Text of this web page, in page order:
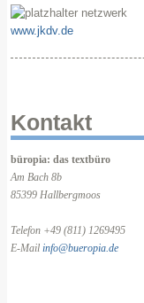
www.jkdv.de
Kontakt
büropia: das textbüro
Am Bach 8b
85399 Hallbergmoos
Telefon +49 (811) 1269495
E-Mailinfo@bueropia.de